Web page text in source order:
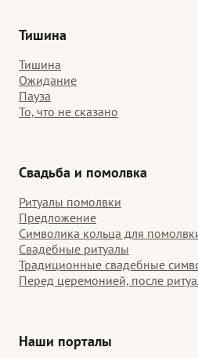
Тишина
Тишина
Ожидание
Пауза
То, что не сказано
Свадьба и помолвка
Ритуалы помолвки
Предложение
Символика кольца для
Свадебные ритуалы
Традиционные свадебные
Перед церемонией, после
Наши порталы